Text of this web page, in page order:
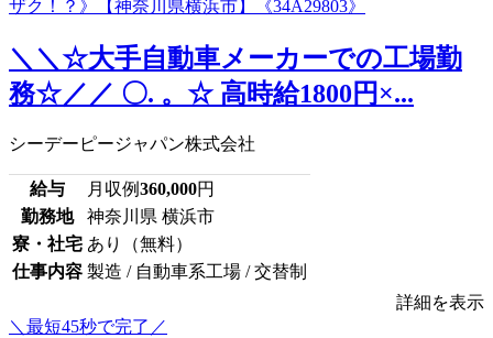
＼＼☆大手自動車メーカーでの工場勤
務☆／／ 〇. 。☆ 高時給1800円×...
シーデーピージャパン株式会社
給与 月収例360,000円
勤務地
神奈川県 横浜市
寮・社宅 あり（無料）
仕事内容 製造 / 自動車系工場 / 交替制
詳細を表示
＼最短45秒で完了／